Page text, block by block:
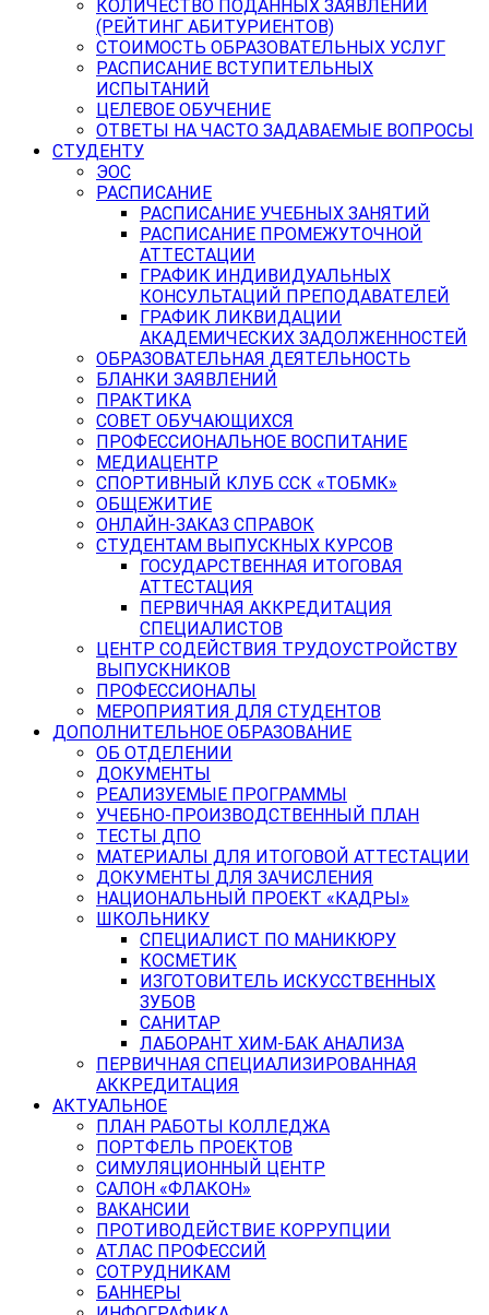
КОЛИЧЕСТВО ПОДАННЫХ ЗАЯВЛЕНИЙ
(РЕЙТИНГ АБИТУРИЕНТОВ)
СТОИМОСТЬ ОБРАЗОВАТЕЛЬНЫХ УСЛУГ
РАСПИСАНИЕ ВСТУПИТЕЛЬНЫХ
ИСПЫТАНИЙ
ЦЕЛЕВОЕ ОБУЧЕНИЕ
ОТВЕТЫ НА ЧАСТО ЗАДАВАЕМЫЕ ВОПРОСЫ
СТУДЕНТУ
ЭОС
РАСПИСАНИЕ
РАСПИСАНИЕ УЧЕБНЫХ ЗАНЯТИЙ
РАСПИСАНИЕ ПРОМЕЖУТОЧНОЙ
АТТЕСТАЦИИ
ГРАФИК ИНДИВИДУАЛЬНЫХ
КОНСУЛЬТАЦИЙ ПРЕПОДАВАТЕЛЕЙ
ГРАФИК ЛИКВИДАЦИИ
АКАДЕМИЧЕСКИХ ЗАДОЛЖЕННОСТЕЙ
ОБРАЗОВАТЕЛЬНАЯ ДЕЯТЕЛЬНОСТЬ
БЛАНКИ ЗАЯВЛЕНИЙ
ПРАКТИКА
СОВЕТ ОБУЧАЮЩИХСЯ
ПРОФЕССИОНАЛЬНОЕ ВОСПИТАНИЕ
МЕДИАЦЕНТР
СПОРТИВНЫЙ КЛУБ ССК «ТОБМК»
ОБЩЕЖИТИЕ
ОНЛАЙН-ЗАКАЗ СПРАВОК
СТУДЕНТАМ ВЫПУСКНЫХ КУРСОВ
ГОСУДАРСТВЕННАЯ ИТОГОВАЯ
АТТЕСТАЦИЯ
ПЕРВИЧНАЯ АККРЕДИТАЦИЯ
СПЕЦИАЛИСТОВ
ЦЕНТР СОДЕЙСТВИЯ ТРУДОУСТРОЙСТВУ
ВЫПУСКНИКОВ
ПРОФЕССИОНАЛЫ
МЕРОПРИЯТИЯ ДЛЯ СТУДЕНТОВ
ДОПОЛНИТЕЛЬНОЕ ОБРАЗОВАНИЕ
ОБ ОТДЕЛЕНИИ
ДОКУМЕНТЫ
РЕАЛИЗУЕМЫЕ ПРОГРАММЫ
УЧЕБНО-ПРОИЗВОДСТВЕННЫЙ ПЛАН
ТЕСТЫ ДПО
МАТЕРИАЛЫ ДЛЯ ИТОГОВОЙ АТТЕСТАЦИИ
ДОКУМЕНТЫ ДЛЯ ЗАЧИСЛЕНИЯ
НАЦИОНАЛЬНЫЙ ПРОЕКТ «КАДРЫ»
ШКОЛЬНИКУ
СПЕЦИАЛИСТ ПО МАНИКЮРУ
КОСМЕТИК
ИЗГОТОВИТЕЛЬ ИСКУССТВЕННЫХ
ЗУБОВ
САНИТАР
ЛАБОРАНТ ХИМ-БАК АНАЛИЗА
ПЕРВИЧНАЯ СПЕЦИАЛИЗИРОВАННАЯ
АККРЕДИТАЦИЯ
АКТУАЛЬНОЕ
ПЛАН РАБОТЫ КОЛЛЕДЖА
ПОРТФЕЛЬ ПРОЕКТОВ
СИМУЛЯЦИОННЫЙ ЦЕНТР
САЛОН «ФЛАКОН»
ВАКАНСИИ
ПРОТИВОДЕЙСТВИЕ КОРРУПЦИИ
АТЛАС ПРОФЕССИЙ
СОТРУДНИКАМ
БАННЕРЫ